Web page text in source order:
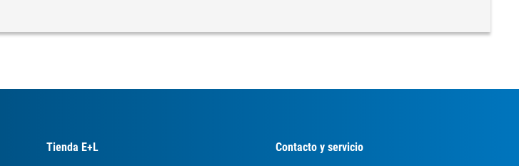
Tienda E+L Contacto y servicio